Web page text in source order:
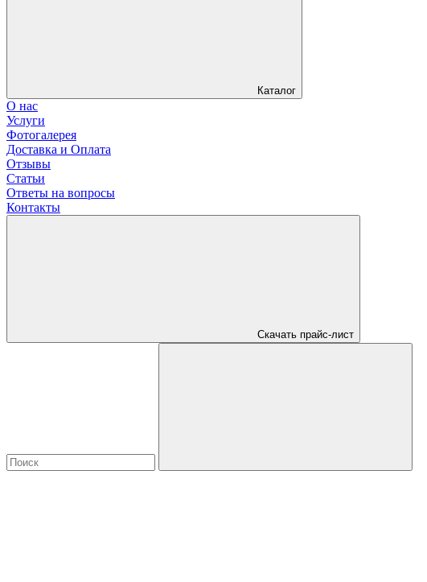
Каталог
О нас
Услуги
Фотогалерея
Доставка и Оплата
Отзывы
Статьи
Ответы на вопросы
Контакты
Скачать прайс-лист